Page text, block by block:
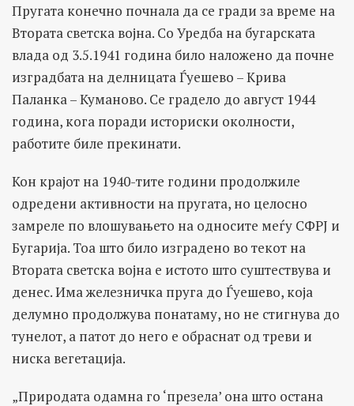
Пругата конечно почнала да се гради за време на
Втората светска војна. Со Уредба на бугарската
влада од 3.5.1941 година било наложено да почне
изградбата на делницата Ѓуешево – Крива
Паланка – Куманово. Се градело до август 1944
година, кога поради историски околности,
работите биле прекинати.
Кон крајот на 1940-тите години продолжиле
одредени активности на пругата, но целосно
замреле по влошувањето на односите меѓу СФРЈ и
Бугарија. Тоа што било изградено во текот на
Втората светска војна е истото што суштествува и
денес. Има железничка пруга до Ѓуешево, која
делумно продолжува понатаму, но не стигнува до
тунелот, а патот до него е обраснат од треви и
ниска вегетација.
„Природата одамна го ‘презела’ она што остана